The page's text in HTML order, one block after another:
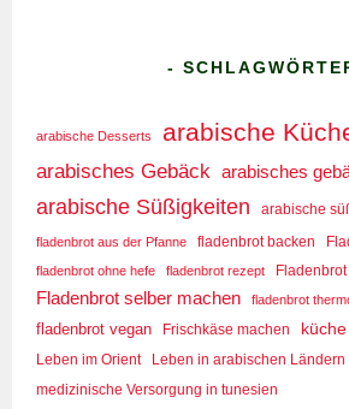
-
arabische Desserts arabische
arabisches Gebäck arabisches
arabische Süßigkeiten arabische
fladenbrot aus der Pfanne fladenbrot backen
fladenbrot ohne hefe
fladenbrot rezept
Fladenbrot selber machen fladenbrot
fladenbrot vegan Frischkäse machen
Leben im Orient Leben in arabischen Ländern
medizinische Versorgung in tunesien